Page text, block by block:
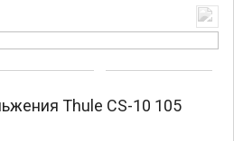
Thule CS-10 105